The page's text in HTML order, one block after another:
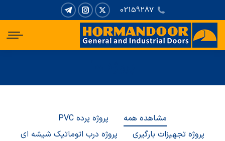
02159287
ایکس
باز
کردن
پنجره
اینستاگرام
باز
پنجره
تلگرام
پنجره
مکان شما:
مشاهده همه
پروژه پرده PVC
پروژه تجهیزات بارگیری
پروژه درب اتوماتیک شیشه ای